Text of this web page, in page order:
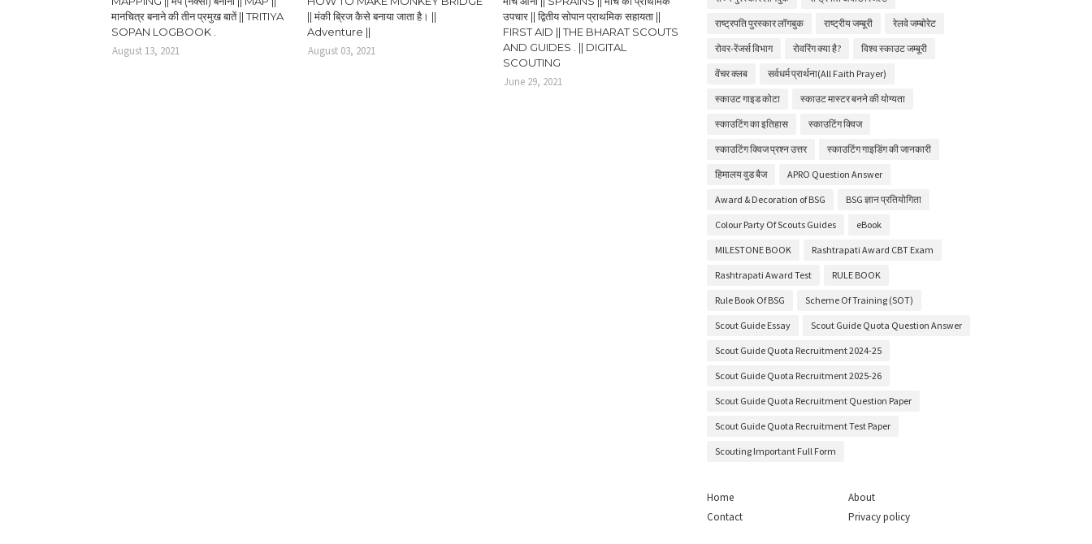
मानचित्र बनाने की तीन प्रमुख बातें || TRITIYA
SOPAN LOGBOOK .
August 13, 2021
|| मंकी ब्रिज कैसे बनाया जाता है। ||
Adventure ||
August 03, 2021
उपचार || द्वितीय सोपान प्राथमिक सहायता ||
FIRST AID || THE BHARAT SCOUTS
AND GUIDES . || DIGITAL
SCOUTING
June 29, 2021
राष्ट्रपति पुरस्कार लॉगबुक राष्ट्रीय जम्बूरी रेलवे जम्बोरेट
रोवर-रेंजर्स विभाग रोवरिंग क्या है? विश्व स्काउट जम्बूरी
वेंचर क्लब सर्वधर्म प्रार्थना(All Faith Prayer)
स्काउट गाइड कोटा स्काउट मास्टर बनने की योग्यता
स्काउटिंग का इतिहास स्काउटिंग क्विज
स्काउटिंग क्विज प्रश्न उत्तर स्काउटिंग गाइडिंग की जानकारी
हिमालय वुड बैज APRO Question Answer
Award & Decoration of BSG BSG ज्ञान प्रतियोगिता
Colour Party Of Scouts Guides eBook
MILESTONE BOOK Rashtrapati Award CBT Exam
Rashtrapati Award Test RULE BOOK
Rule Book Of BSG Scheme Of Training (SOT)
Scout Guide Essay Scout Guide Quota Question Answer
Scout Guide Quota Recruitment 2024-25
Scout Guide Quota Recruitment 2025-26
Scout Guide Quota Recruitment Question Paper
Scout Guide Quota Recruitment Test Paper
Scouting Important Full Form
Home
About
Contact
Privacy policy